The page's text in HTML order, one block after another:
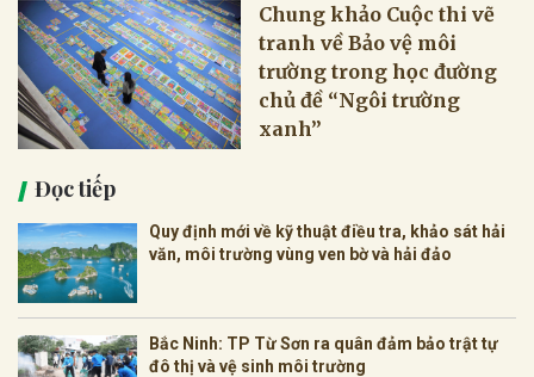
Chung khảo Cuộc thi vẽ
tranh về Bảo vệ môi
trường trong học đường
chủ đề “Ngôi trường
xanh”
Đọc tiếp
Quy định mới về kỹ thuật điều tra, khảo sát hải
văn, môi trường vùng ven bờ và hải đảo
Bắc Ninh: TP Từ Sơn ra quân đảm bảo trật tự
đô thị và vệ sinh môi trường